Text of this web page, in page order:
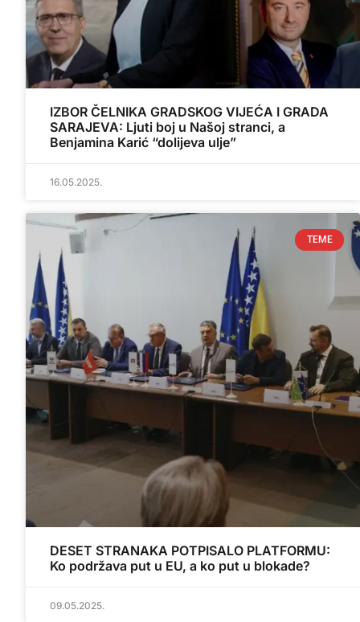
IZBOR ČELNIKA GRADSKOG VIJEĆA I GRADA
SARAJEVA: Ljuti boj u Našoj stranci, a
Benjamina Karić “dolijeva ulje”
16.05.2025.
TEME
DESET STRANAKA POTPISALO PLATFORMU:
Ko podržava put u EU, a ko put u blokade?
09.05.2025.